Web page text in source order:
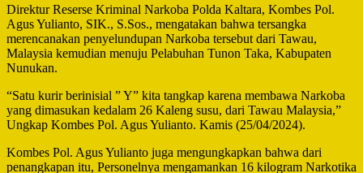
Direktur Reserse Kriminal Narkoba Polda Kaltara, Kombes Pol.
Agus Yulianto, SIK., S.Sos., mengatakan bahwa tersangka
merencanakan penyelundupan Narkoba tersebut dari Tawau,
Malaysia kemudian menuju Pelabuhan Tunon Taka, Kabupaten
Nunukan.
“Satu kurir berinisial ” Y” kita tangkap karena membawa Narkoba
yang dimasukan kedalam 26 Kaleng susu, dari Tawau Malaysia,”
Ungkap Kombes Pol. Agus Yulianto. Kamis (25/04/2024).
Kombes Pol. Agus Yulianto juga mengungkapkan bahwa dari
penangkapan itu, Personelnya mengamankan 16 kilogram Narkotika